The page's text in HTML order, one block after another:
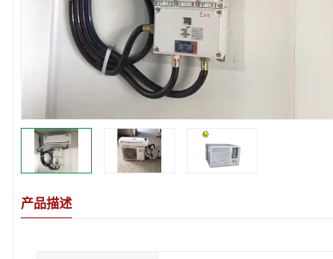
产品描述